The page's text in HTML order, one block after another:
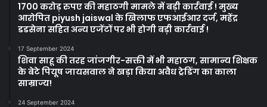
1700 करोड़ रुपए की महाठगी मामले में बड़ी कार्रवाई ! मुख्य
आरोपित piyush jaiswal के खिलाफ एफआईआर दर्ज, महेंद्र
डडसेना सहित अन्य एजेंटों पर भी होगी बड़ी कार्रवाई !
17 September 2024
शिवा साहू की तरह जांजगीर-सक्ती में भी महाठग, सामान्य शिक्षक
के बेटे पियूष जायसवाल ने खड़ा किया अवैध ट्रेडिंग का काला
साम्राज्य!
24 September 2024